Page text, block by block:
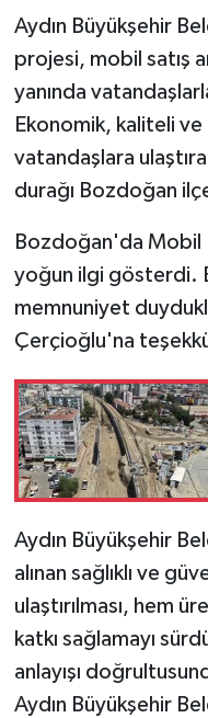
Aydın Büyükşehir
projesi, mobil satış
yanında
Ekonomik, kaliteli
vatandaşlara
durağı Bozdoğan
Bozdoğan'da Mobil
yoğun ilgi gösterdi.
memnuniyet
Çerçioğlu'na
Aydın Büyükşehir
alınan sağlıklı ve
ulaştırılması, hem
katkı sağlamayı
anlayışı
Aydın Büyükşehir